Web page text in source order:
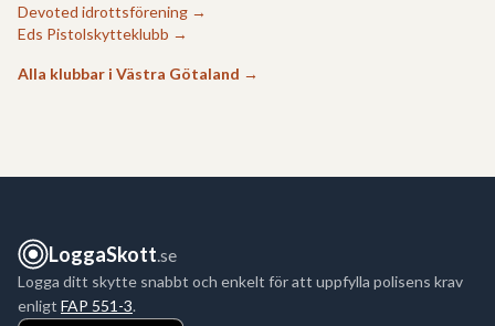
Devoted idrottsförening →
Eds Pistolskytteklubb →
Alla klubbar i Västra Götaland →
LoggaSkott.se
Logga ditt skytte snabbt och enkelt för att uppfylla polisens krav
enligt FAP 551-3.